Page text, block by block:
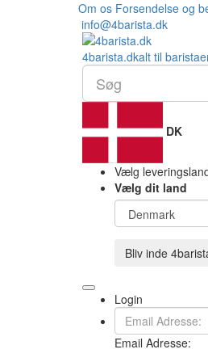
Om os Forsendelse og
info@4barista.dk
4barista.dkalt til
DK
Vælg
Vælg dit land
Bliv inde
Login
Email Adresse: